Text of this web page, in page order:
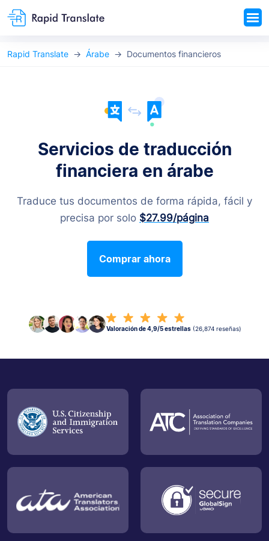
Rapid Translate Árabe Documentos financieros
Servicios de traducción
financiera en árabe
Traduce tus documentos de forma rápida, fácil y
precisa por solo $27.99/página
Comprar ahora
Valoración de 4,9/5 estrellas (26,874 reseñas)